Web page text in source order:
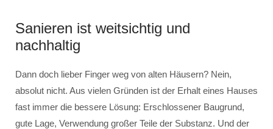
Sanieren ist weitsichtig und
nachhaltig
Dann doch lieber Finger weg von alten Häusern? Nein,
absolut nicht. Aus vielen Gründen ist der Erhalt eines Hauses
fast immer die bessere Lösung: Erschlossener Baugrund,
gute Lage, Verwendung großer Teile der Substanz. Und der